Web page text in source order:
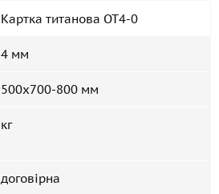
Картка титанова ОТ4-0
4 мм
500x700-800 мм
кг
договірна